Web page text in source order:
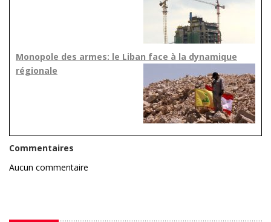
Monopole des armes: le Liban face à la dynamique
régionale
Commentaires
Aucun commentaire